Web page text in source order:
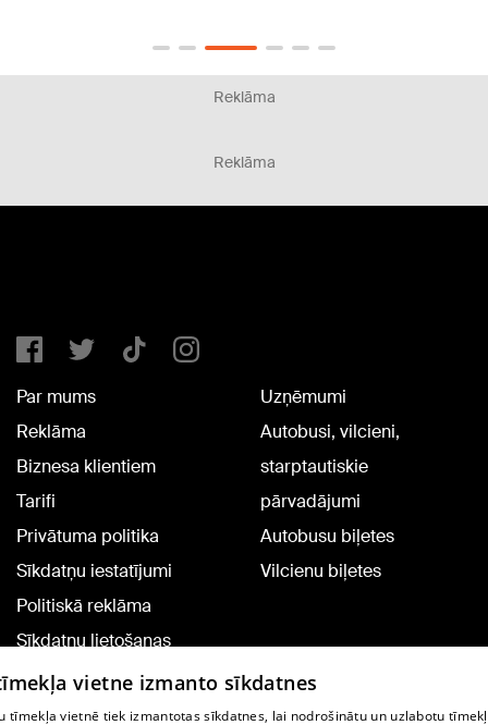
Reklāma
Reklāma
Par mums
Reklāma
Biznesa klientiem
Tarifi
Privātuma politika
Sīkdatņu iestatījumi
Politiskā reklāma
Sīkdatņu lietošanas
noteikumi
Komentāru pievienošana
Uzņēmumi
Autobusi, vilcieni,
starptautiskie
pārvadājumi
Autobusu biļetes
Vilcienu biļetes
vietne izmanto sīkdatnes
tīmekļa vietnē tiek izmantotas sīkdatnes, lai nodrošinātu un uzlabotu